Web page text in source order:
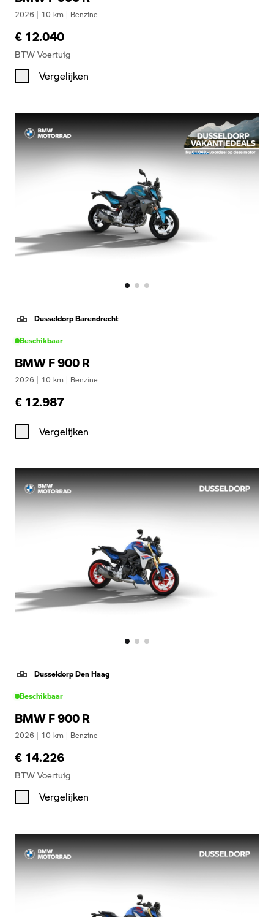
2026 | 10 km | Benzine
€ 12.040
BTW Voertuig
Vergelijken
Dusseldorp Barendrecht
Beschikbaar
BMW F 900 R
2026 | 10 km | Benzine
€ 12.987
Vergelijken
Dusseldorp Den Haag
Beschikbaar
BMW F 900 R
2026 | 10 km | Benzine
€ 14.226
BTW Voertuig
Vergelijken